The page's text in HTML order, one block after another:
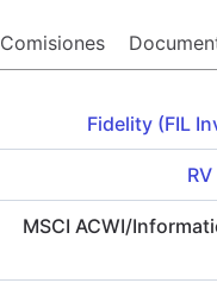
Comisiones
Fidelity (FIL
MSCI ACWI/